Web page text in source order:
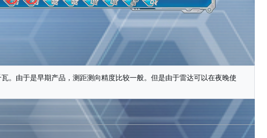
。由于是早期产品，测距测向精度比较一般。但是由于雷达可以在夜晚使